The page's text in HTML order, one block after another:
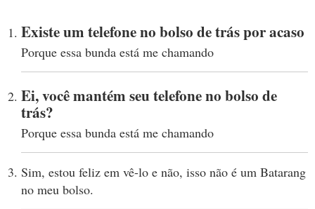
Existe um telefone no bolso de trás por acaso
Porque essa bunda está me chamando
Ei, você mantém seu telefone no bolso de
trás?
Porque essa bunda está me chamando
Sim, estou feliz em vê-lo e não, isso não é um Batarang
no meu bolso.